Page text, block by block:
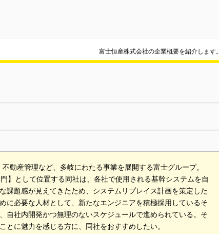
富士恒産株式会社の企業概要を紹介します。
動産管理など、多岐にわたる事業を展開する富士グループ。
】として位置する同社は、各社で使用される基幹システムを自
課題感が見えてきたため、システムリプレイス計画を策定した
に必要な人材として、新たなエンジニアを積極採用しているそ
自社内開発かつ無理のないスケジュールで進められている。そ
に魅力を感じる方に、同社をおすすめしたい。